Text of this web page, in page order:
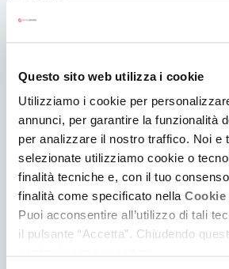
Questo sito web utilizza i cookie
Utilizziamo i cookie per
annunci, per garantire la funzionalità
per analizzare il nostro traffico. Noi e
selezionate utilizziamo cookie o
finalità tecniche e, con il tuo
finalità come specificato nella Cookie
Puoi acconsentire all’utilizzo di tali
il pulsante “Accetta”. Chiudendo
Cast
Munira Alamin /Augusta Angelucci /Antonio
Giuseppe Picca
Produzione
Kiné Società Cooperativa
Soggetto e sceneggiatura